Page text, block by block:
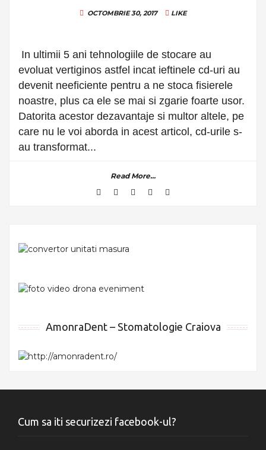
OCTOMBRIE 30, 2017 LIKE
In ultimii 5 ani tehnologiile de stocare au
evoluat vertiginos astfel incat ieftinele cd-uri au
devenit neeficiente pentru a ne stoca fisierele
noastre, plus ca ele se mai si zgarie foarte usor.
Datorita acestor dezavantaje si multor altele, pe
care nu le voi aborda in acest articol, cd-urile s-
au transformat...
Read More...
AmonraDent – Stomatologie Craiova
Cum sa iti securizezi facebook-ul?